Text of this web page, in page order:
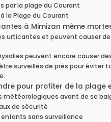
par la plage du Courant
la Plage du Courant
à Mimizan même
urticantes et peuvent causer
peuvent encore causer
surveillés de près pour
pour profiter de la plage
météorologiques avant de se
de sécurité
sans surveillance